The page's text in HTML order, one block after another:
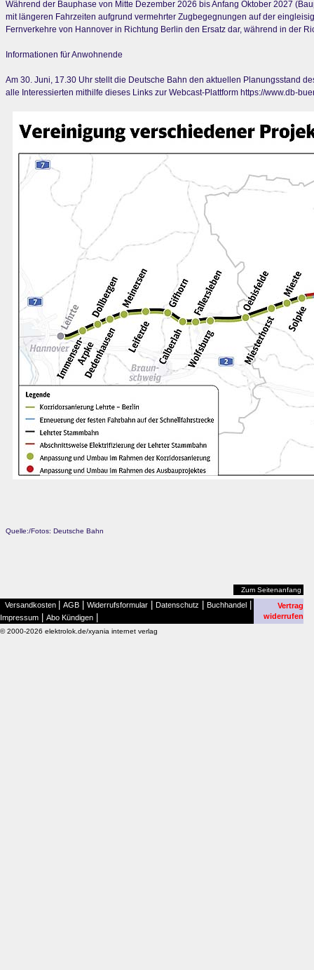
Während der Bauphase von Mitte Dezember 2026 bis Anfang Oktober 2027
mit längeren Fahrzeiten aufgrund vermehrter Zugbegegnungen auf der
Fernverkehre von Hannover in Richtung Berlin den Ersatz dar, während in der
Informationen für Anwohnende
Am 30. Juni, 17.30 Uhr stellt die Deutsche Bahn den aktuellen Planungsstand
alle Interessierten mithilfe dieses Links zur Webcast-Plattform https://www.db-
Quelle:/Fotos: Deutsche Bahn
Zum Seitenanfang
Versandkosten AGB Widerrufsformular Datenschutz Buchhandel
Impressum Abo Kündigen
Vertrag
widerrufen
© 2000-2026 elektrolok.de/xyania internet verlag